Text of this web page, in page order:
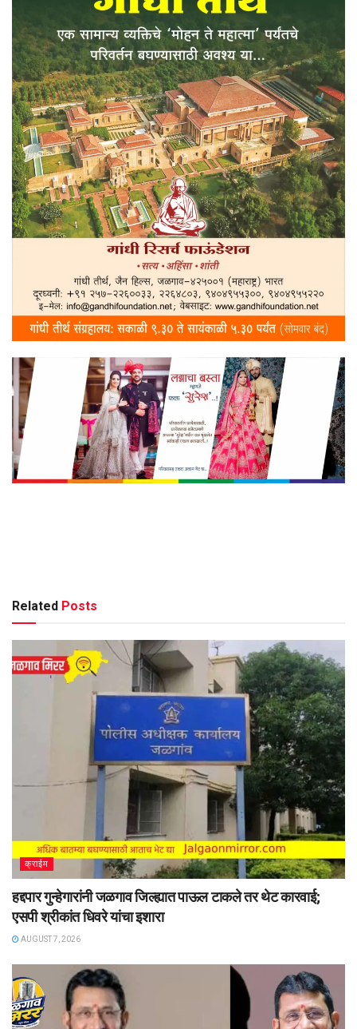
Related Posts
क्राईम
हद्दपार गुन्हेगारांनी जळगाव जिल्ह्यात पाऊल टाकले तर थेट कारवाई;
एसपी श्रीकांत धिवरे यांचा इशारा
AUGUST 7, 2026